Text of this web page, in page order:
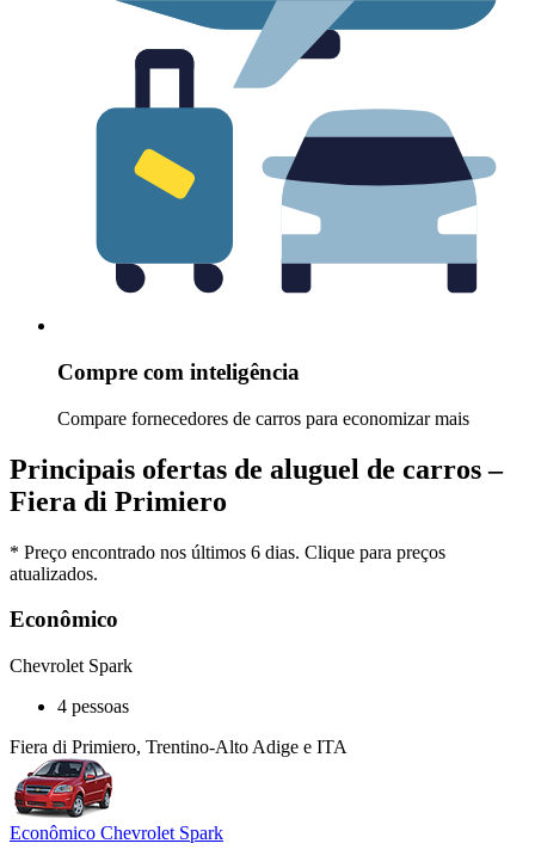
Compre com inteligência
Compare fornecedores de carros para economizar mais
Principais ofertas de aluguel de carros –
Fiera di Primiero
* Preço encontrado nos últimos 6 dias. Clique para preços
atualizados.
Econômico
Chevrolet Spark
4 pessoas
Fiera di Primiero, Trentino-Alto Adige e ITA
Econômico Chevrolet Spark